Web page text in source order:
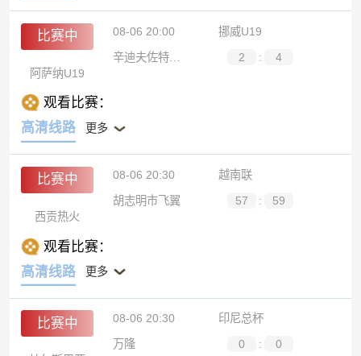
比赛中 08-06 20:00
挪威U19
辛迪夫佐特U19
2 :
4
阿萨纳U19
观看比赛：
高清线路
更多
比赛中 08-06 20:30
越南联
胡志明市飞翼
57 :
59
西贡热火
观看比赛：
高清线路
更多
比赛中 08-06 20:30
印尼总杯
万隆
0 :
0